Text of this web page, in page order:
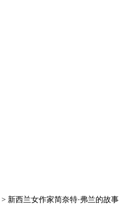
> 新西兰女作家简奈特·弗兰的故事